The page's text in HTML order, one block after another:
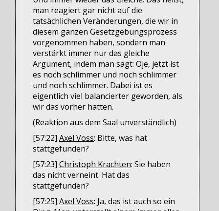
man reagiert gar nicht auf die
tatsächlichen Veränderungen, die wir in
diesem ganzen Gesetzgebungsprozess
vorgenommen haben, sondern man
verstärkt immer nur das gleiche
Argument, indem man sagt: Oje, jetzt ist
es noch schlimmer und noch schlimmer
und noch schlimmer. Dabei ist es
eigentlich viel balancierter geworden, als
wir das vorher hatten.
(Reaktion aus dem Saal unverständlich)
[57:22] Axel Voss: Bitte, was hat
stattgefunden?
[57:23] Christoph Krachten: Sie haben
das nicht verneint. Hat das
stattgefunden?
[57:25] Axel Voss: Ja, das ist auch so ein